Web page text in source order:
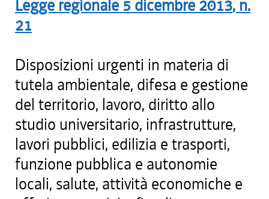
Legge regionale 5 dicembre 2013, n.
21
Disposizioni urgenti in materia di
tutela ambientale, difesa e gestione
del territorio, lavoro, diritto allo
studio universitario, infrastrutture,
lavori pubblici, edilizia e trasporti,
funzione pubblica e autonomie
locali, salute, attività economiche e